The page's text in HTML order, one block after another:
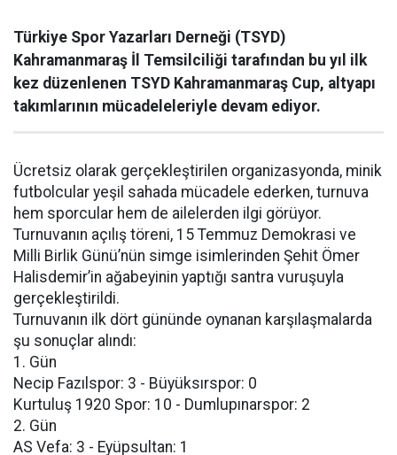
Türkiye Spor Yazarları Derneği (TSYD)
Kahramanmaraş İl Temsilciliği tarafından bu yıl ilk
kez düzenlenen TSYD Kahramanmaraş Cup, altyapı
takımlarının mücadeleleriyle devam ediyor.
Ücretsiz olarak gerçekleştirilen organizasyonda, minik
futbolcular yeşil sahada mücadele ederken, turnuva
hem sporcular hem de ailelerden ilgi görüyor.
Turnuvanın açılış töreni, 15 Temmuz Demokrasi ve
Milli Birlik Günü’nün simge isimlerinden Şehit Ömer
Halisdemir’in ağabeyinin yaptığı santra vuruşuyla
gerçekleştirildi.
Turnuvanın ilk dört gününde oynanan karşılaşmalarda
şu sonuçlar alındı:
1. Gün
Necip Fazılspor: 3 - Büyüksırspor: 0
Kurtuluş 1920 Spor: 10 - Dumlupınarspor: 2
2. Gün
AS Vefa: 3 - Eyüpsultan: 1